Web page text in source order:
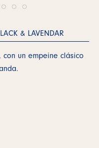
& LAVENDAR
con un empeine clásico